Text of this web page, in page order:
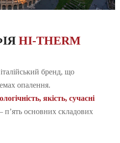
HI-THERM
бренд, що
опалення.
якість, сучасні
основних складових